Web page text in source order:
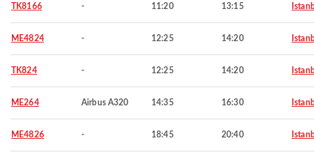
TK8166 - 11:20 13:15
ME4824 - 12:25 14:20
TK824 - 12:25 14:20
ME264 Airbus A320 14:35 16:30
ME4826 - 18:45 20:40